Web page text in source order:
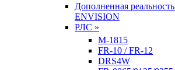
Дополненная
ENVISION
РЛС »
M-1815
FR-10 / FR-12
DRS4W